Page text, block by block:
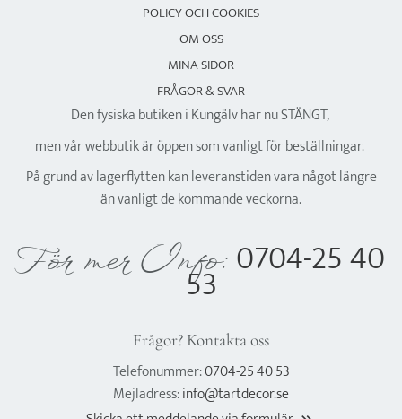
POLICY OCH COOKIES
OM OSS
MINA SIDOR
FRÅGOR & SVAR
Den fysiska butiken i Kungälv har nu STÄNGT,
men vår webbutik är öppen som vanligt för beställningar.
På grund av lagerflytten kan leveranstiden vara något längre
än vanligt de kommande veckorna.
För mer Info: 0704-25 40
53
Frågor? Kontakta oss
Telefonummer:0704-25 40 53
Mejladress:info@tartdecor.se